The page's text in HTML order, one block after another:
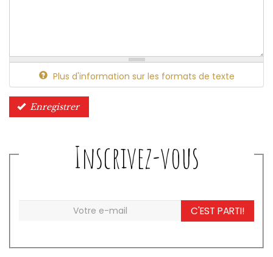
Plus d'information sur les formats de texte
Enregistrer
Inscrivez-vous
C'EST PARTI!